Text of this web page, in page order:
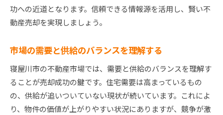
功への近道となります。信頼できる情報源を活用し、賢い不
動産売却を実現しましょう。
市場の需要と供給のバランスを理解する
寝屋川市の不動産市場では、需要と供給のバランスを理解す
ることが売却成功の鍵です。住宅需要は高まっているもの
の、供給が追いついていない現状が続いています。これによ
り、物件の価値が上がりやすい状況にありますが、競争が激